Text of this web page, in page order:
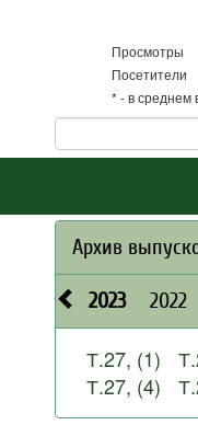
Просмотры
Посетители
* - в среднем
Архив
2023 2022
Т.27, (1)
Т.27, (4)